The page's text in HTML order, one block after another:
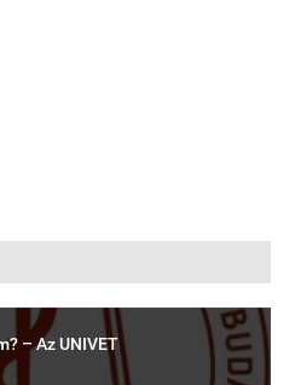
– Az UNIVET